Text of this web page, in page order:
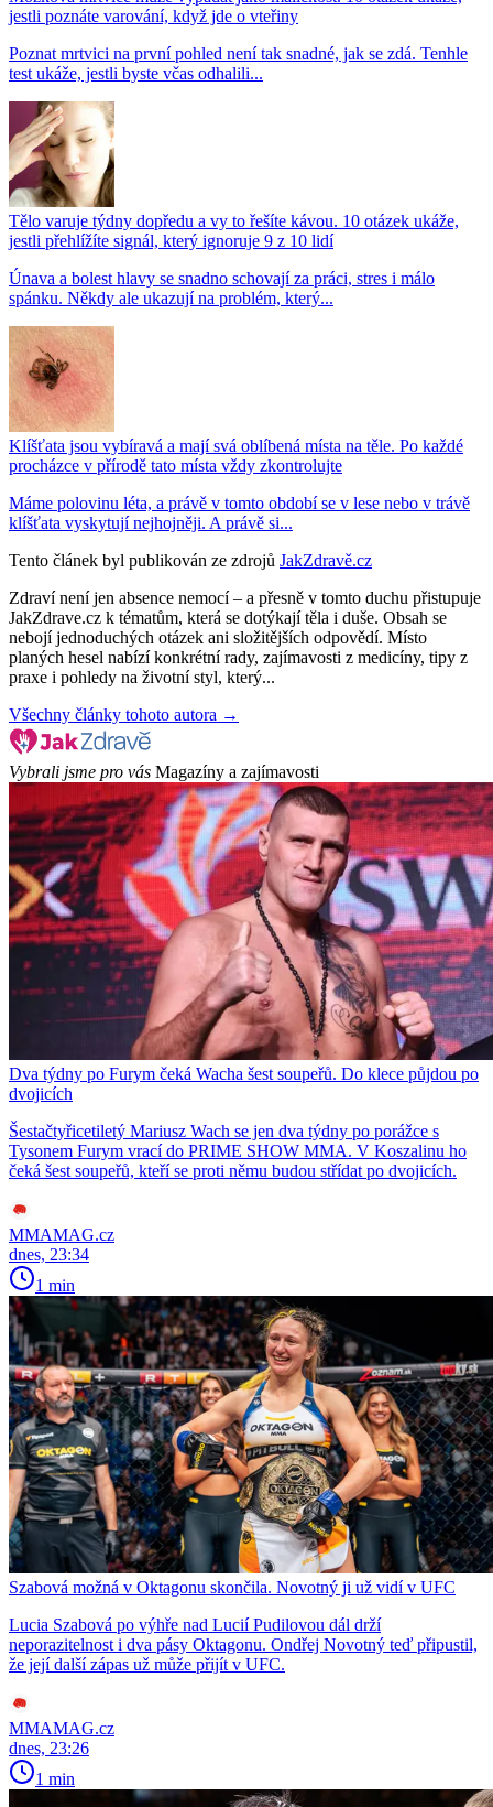
jestli poznáte varování, když jde o vteřiny
Poznat mrtvici na první pohled není tak snadné, jak se zdá. Tenhle
test ukáže, jestli byste včas odhalili...
Tělo varuje týdny dopředu a vy to řešíte kávou. 10 otázek ukáže,
jestli přehlížíte signál, který ignoruje 9 z 10 lidí
Únava a bolest hlavy se snadno schovají za práci, stres i málo
spánku. Někdy ale ukazují na problém, který...
Klíšťata jsou vybíravá a mají svá oblíbená místa na těle. Po každé
procházce v přírodě tato místa vždy zkontrolujte
Máme polovinu léta, a právě v tomto období se v lese nebo v trávě
klíšťata vyskytují nejhojněji. A právě si...
Tento článek byl publikován ze zdrojů JakZdravě.cz
Zdraví není jen absence nemocí – a přesně v tomto duchu přistupuje
JakZdrave.cz k tématům, která se dotýkají těla i duše. Obsah se
nebojí jednoduchých otázek ani složitějších odpovědí. Místo
planých hesel nabízí konkrétní rady, zajímavosti z medicíny, tipy z
praxe i pohledy na životní styl, který...
Všechny články tohoto autora →
Vybrali jsme pro vás Magazíny a zajímavosti
Dva týdny po Furym čeká Wacha šest soupeřů. Do klece půjdou po
dvojicích
Šestačtyřicetiletý Mariusz Wach se jen dva týdny po porážce s
Tysonem Furym vrací do PRIME SHOW MMA. V Koszalinu ho
čeká šest soupeřů, kteří se proti němu budou střídat po dvojicích.
MMAMAG.cz
dnes, 23:34
1 min
Szabová možná v Oktagonu skončila. Novotný ji už vidí v UFC
Lucia Szabová po výhře nad Lucií Pudilovou dál drží
neporazitelnost i dva pásy Oktagonu. Ondřej Novotný teď připustil,
že její další zápas už může přijít v UFC.
MMAMAG.cz
dnes, 23:26
1 min